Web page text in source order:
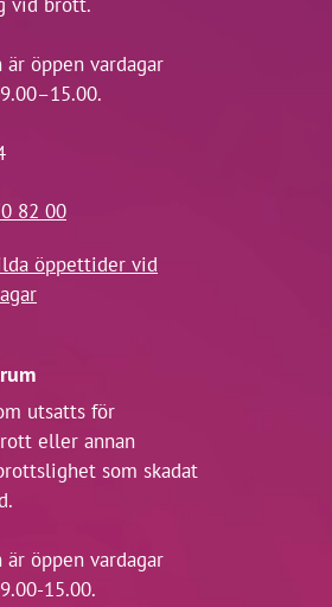
är öppen vardagar
82 00
öppettider vid
utsatts för
eller annan
som skadat
är öppen vardagar
15.00.